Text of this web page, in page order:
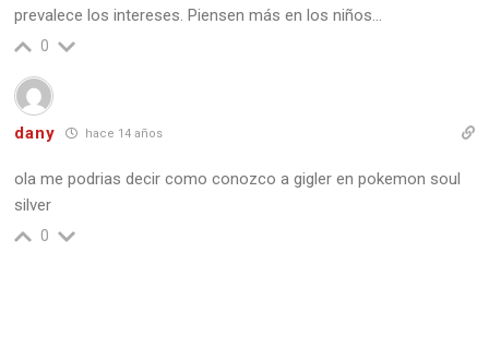
prevalece los intereses. Piensen más en los niños…
0
dany hace 14 años
ola me podrias decir como conozco a gigler en pokemon soul
silver
0